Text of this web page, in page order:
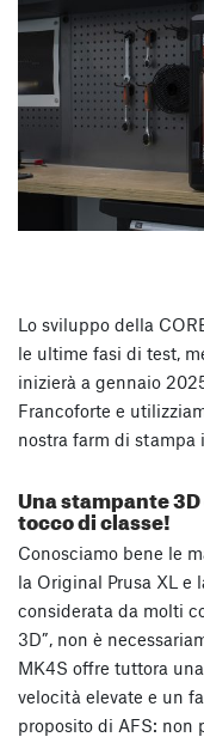
Lo sviluppo della
le ultime fasi di test,
inizierà a gennaio
Francoforte e
nostra farm di stampa
Una stampante
tocco di classe!
Conosciamo bene le
la Original Prusa XL e
considerata da molti
3D”, non è
MK4S offre tuttora
velocità elevate e un
proposito di AFS: non